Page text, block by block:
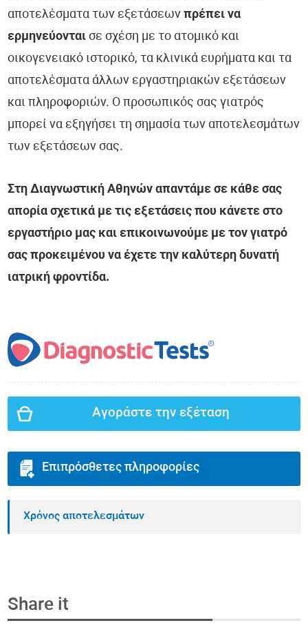
αποτελέσματα των εξετάσεωνπρέπει να
ερμηνεύονταισε σχέση με το ατομικό και
οικογενειακό ιστορικό, τα κλινικά ευρήματα και τα
αποτελέσματα άλλων εργαστηριακών εξετάσεων
και πληροφοριών. Ο προσωπικός σας γιατρός
μπορεί να εξηγήσει τη σημασία των αποτελεσμάτων
των εξετάσεων σας.
Στη Διαγνωστική Αθηνών απαντάμε σε κάθε σας
απορία σχετικά με τις εξετάσεις που κάνετε στο
εργαστήριο μας και επικοινωνούμε με τον γιατρό
σας προκειμένου να έχετε την καλύτερη δυνατή
ιατρική φροντίδα.
Αγοράστε την εξέταση
Επιπρόσθετες πληροφορίες
Χρόνος αποτελεσμάτων
Share it